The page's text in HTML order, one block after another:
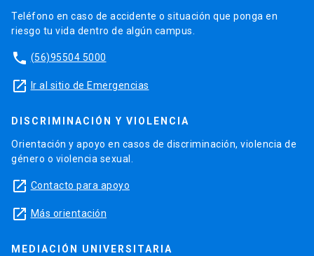
Teléfono en caso de accidente o situación que ponga en
riesgo tu vida dentro de algún campus.
phone (56)95504 5000
launch Ir al sitio de Emergencias
DISCRIMINACIÓN Y VIOLENCIA
Orientación y apoyo en casos de discriminación, violencia de
género o violencia sexual.
launch Contacto para apoyo
launch Más orientación
MEDIACIÓN UNIVERSITARIA